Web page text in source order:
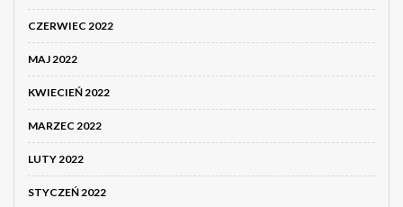
CZERWIEC 2022
MAJ 2022
KWIECIEŃ 2022
MARZEC 2022
LUTY 2022
STYCZEŃ 2022